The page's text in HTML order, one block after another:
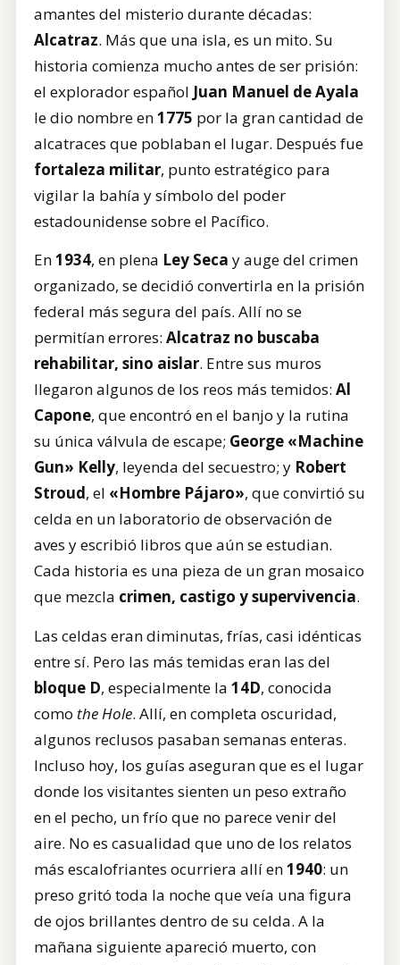
amantes del misterio durante décadas:
Alcatraz. Más que una isla, es un mito. Su
historia comienza mucho antes de ser prisión:
el explorador español Juan Manuel de Ayala
le dio nombre en1775 por la gran cantidad de
alcatraces que poblaban el lugar. Después fue
fortaleza militar, punto estratégico para
vigilar la bahía y símbolo del poder
estadounidense sobre el Pacífico.
En1934, en plena Ley Seca y auge del crimen
organizado, se decidió convertirla en la prisión
federal más segura del país. Allí no se
permitían errores: Alcatraz no buscaba
rehabilitar, sino aislar. Entre sus muros
llegaron algunos de los reos más temidos: Al
Capone, que encontró en el banjo y la rutina
su única válvula de escape; George «Machine
Gun» Kelly, leyenda del secuestro; y Robert
Stroud, el «Hombre Pájaro», que convirtió su
celda en un laboratorio de observación de
aves y escribió libros que aún se estudian.
Cada historia es una pieza de un gran mosaico
que mezcla crimen, castigo y supervivencia.
Las celdas eran diminutas, frías, casi idénticas
entre sí. Pero las más temidas eran las del
bloque D, especialmente la 14D, conocida
como the Hole. Allí, en completa oscuridad,
algunos reclusos pasaban semanas enteras.
Incluso hoy, los guías aseguran que es el lugar
donde los visitantes sienten un peso extraño
en el pecho, un frío que no parece venir del
aire. No es casualidad que uno de los relatos
más escalofriantes ocurriera allí en1940: un
preso gritó toda la noche que veía una figura
de ojos brillantes dentro de su celda. A la
mañana siguiente apareció muerto, con